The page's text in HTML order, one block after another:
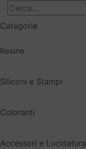
Categorie
Resine
Siliconi e Stampi
Coloranti
Accessori e Lucidatura